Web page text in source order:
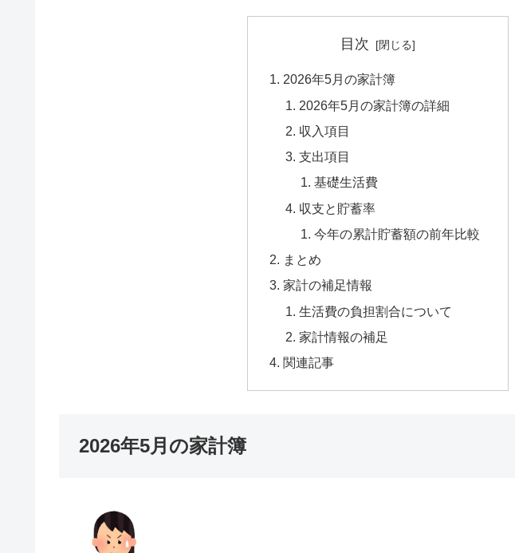
目次
2026年5月の家計簿
2026年5月の家計簿の詳細
収入項目
支出項目
基礎生活費
収支と貯蓄率
今年の累計貯蓄額の前年比較
まとめ
家計の補足情報
生活費の負担割合について
家計情報の補足
関連記事
2026年5月の家計簿